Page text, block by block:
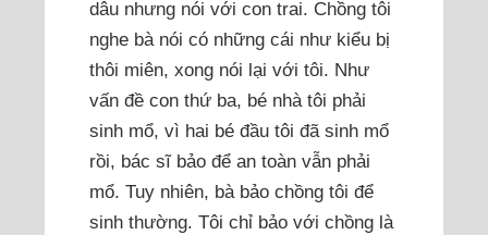
dâu nhưng nói với con trai. Chồng tôi
nghe bà nói có những cái như kiểu bị
thôi miên, xong nói lại với tôi. Như
vấn đề con thứ ba, bé nhà tôi phải
sinh mổ, vì hai bé đầu tôi đã sinh mổ
rồi, bác sĩ bảo để an toàn vẫn phải
mổ. Tuy nhiên, bà bảo chồng tôi để
sinh thường. Tôi chỉ bảo với chồng là